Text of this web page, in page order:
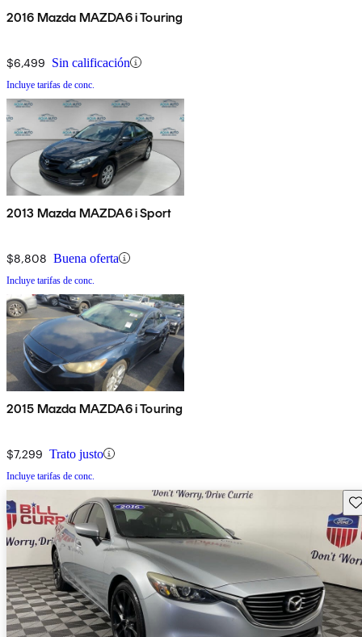
2016 Mazda MAZDA6 i Touring
$6,499 Sin calificación
Incluye tarifas de conc.
2013 Mazda MAZDA6 i Sport
$8,808 Buena oferta
Incluye tarifas de conc.
2015 Mazda MAZDA6 i Touring
$7,299 Trato justo
Incluye tarifas de conc.